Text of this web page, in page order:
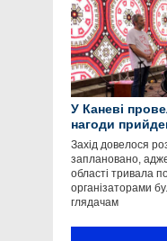
У Каневі
нагоди
Захід довелося
заплановано,
області тривала
організаторами
глядачам